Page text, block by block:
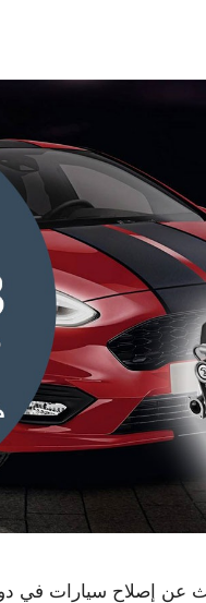
عن إصلاح سيارات في